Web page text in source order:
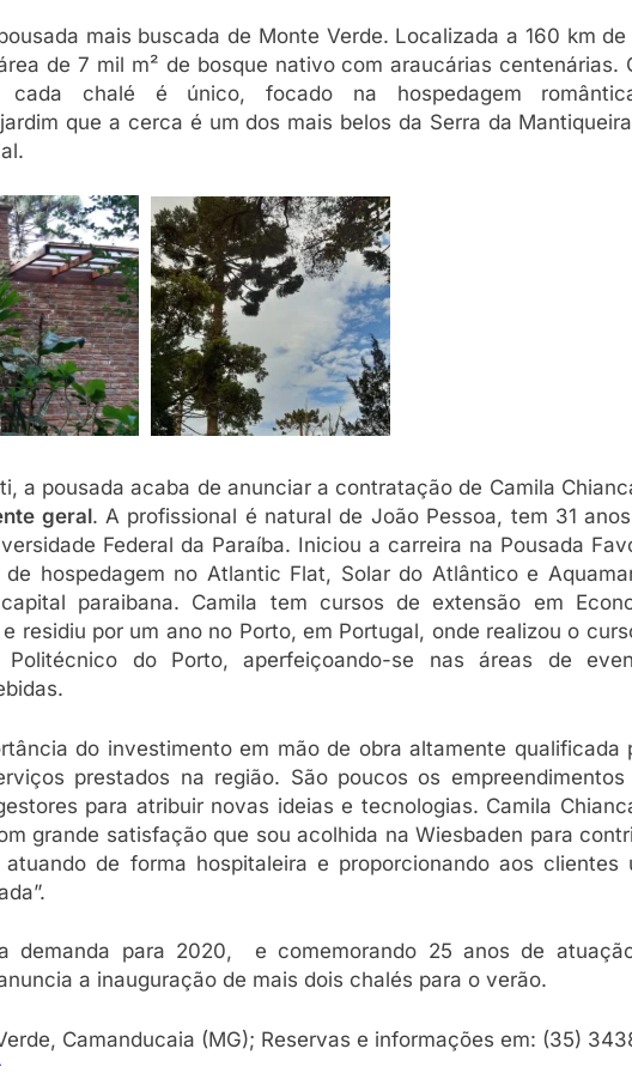
mais buscada de Monte Verde. Localizada a 160 km de
de 7 mil m² de bosque nativo com araucárias centenárias.
cada chalé é único, focado na hospedagem
que a cerca é um dos mais belos da Serra da
a pousada acaba de anunciar a contratação de Camila
geral. A profissional é natural de João Pessoa, tem 31
Federal da Paraíba. Iniciou a carreira na Pousada
hospedagem no Atlantic Flat, Solar do Atlântico e
paraibana. Camila tem cursos de extensão em
residiu por um ano no Porto, em Portugal, onde realizou o
Politécnico do Porto, aperfeiçoando-se nas áreas de
do investimento em mão de obra altamente qualificada
prestados na região. São poucos os empreendimentos
para atribuir novas ideias e tecnologias. Camila
grande satisfação que sou acolhida na Wiesbaden para
de forma hospitaleira e proporcionando aos clientes
demanda para 2020, e comemorando 25 anos de
a inauguração de mais dois chalés para o verão.
Camanducaia (MG); Reservas e informações em: (35)